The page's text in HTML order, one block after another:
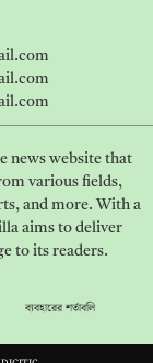
news website that
various fields,
and more. With a
aims to deliver
to its readers.
ব্যবহারের শর্তাবলি